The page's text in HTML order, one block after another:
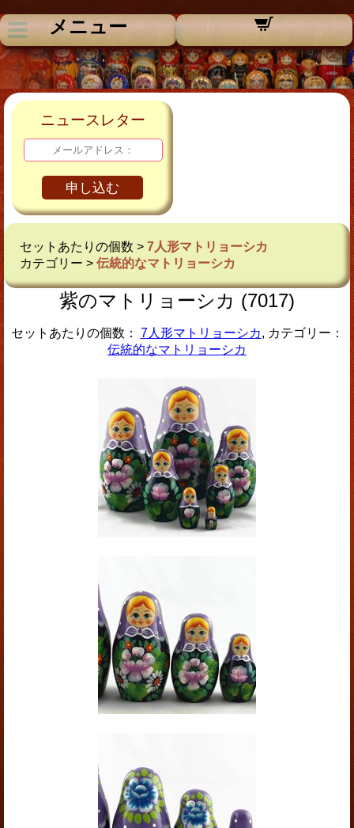
メニュー
ニュースレター
申し込む
セットあたりの個数 > 7人形マトリョーシカ
カテゴリー > 伝統的なマトリョーシカ
紫のマトリョーシカ (7017)
セットあたりの個数： 7人形マトリョーシカ, カテゴリー：
伝統的なマトリョーシカ